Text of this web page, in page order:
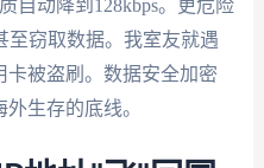
自动降到128kbps。更危险
至窃取数据。我室友就遇
卡被盗刷。数据安全加密
生存的底线。